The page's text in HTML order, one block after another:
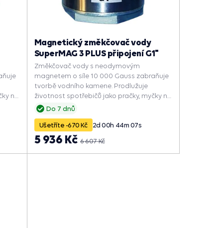
na
Do 7 dnů
Magnetický změkčovač vody
SuperMAG 3 PLUS připojení G1"
Změkčovač vody s neodymovým
magnetem o síle 10 000 Gauss zabraňuje
tvorbě vodního kamene. Prodlužuje
životnost spotřebičů jako pračky, myčky na
nádobí nebo průtokové ohřívače. Zlepšuje
energii.
Ušetříte -670 Kč 2d 00h 44m06s
6 607 Kč
5 936 Kč